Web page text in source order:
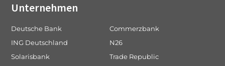
Unternehmen
Deutsche Bank
Commerzbank
ING Deutschland
N26
Solarisbank
Trade Republic